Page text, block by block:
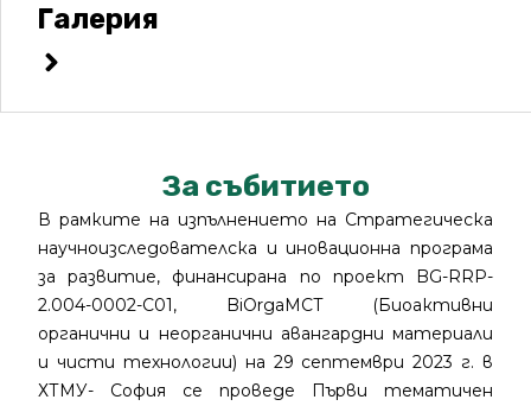
Галерия
За събитието
В рамките на изпълнението на Стратегическа
научноизследователска и иновационна програма
за развитие, финансирана по проект BG-RRP-
2.004-0002-C01, BiOrgaMCT (Биоактивни
органични и неорганични авангардни материали
и чисти технологии) на 29 септември 2023 г. в
ХТМУ- София се проведе Първи тематичен